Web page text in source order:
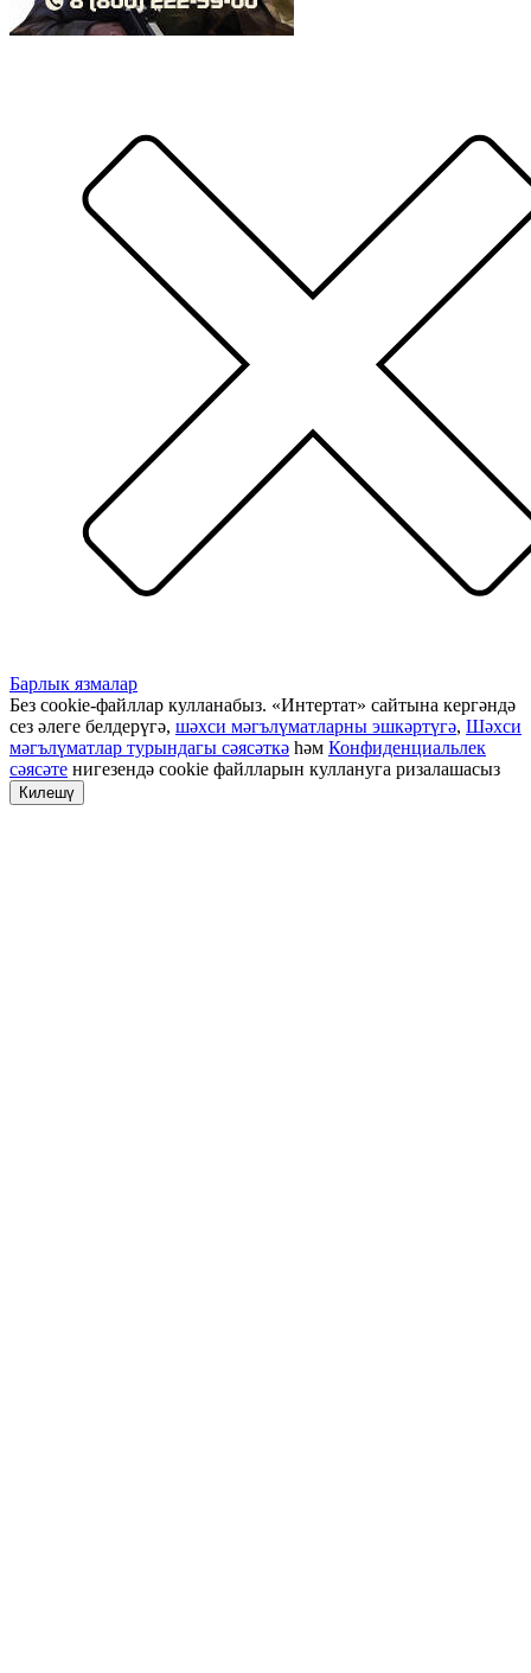
Барлык язмалар
Без cookie-файллар кулланабыз. «Интертат» сайтына кергәндә
сез әлеге белдерүгә, шәхси мәгълүматларны эшкәртүгә, Шәхси
мәгълүматлар турындагы сәясәткә һәм Конфиденциальлек
сәясәте нигезендә cookie файлларын куллануга ризалашасыз
Килешү